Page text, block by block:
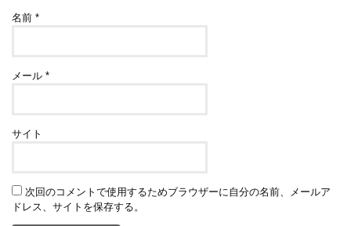
名前*
メール*
サイト
次回のコメントで使用するためブラウザーに自分の名前、メールア
ドレス、サイトを保存する。